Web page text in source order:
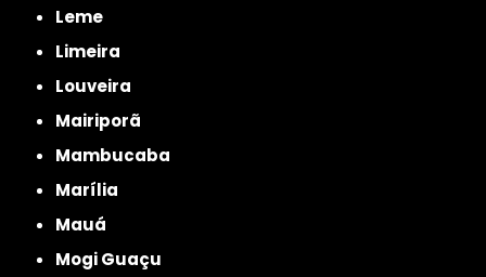
Leme
Limeira
Louveira
Mairiporã
Mambucaba
Marília
Mauá
Mogi Guaçu